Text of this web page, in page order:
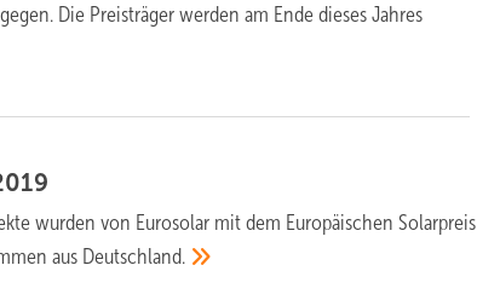
Die Preisträger werden am Ende dieses Jahres
wurden von Eurosolar mit dem Europäischen Solarpreis
aus Deutschland.